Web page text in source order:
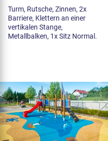
Turm, Rutsche, Zinnen, 2x
Barriere, Klettern an einer
vertikalen Stange,
Metallbalken, 1x Sitz Normal.